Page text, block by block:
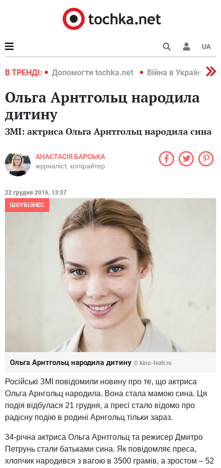
UA
В ТРЕНДІ:
2022 Допомогти tochka.net Війна в Україні 2022
Ольга Арнтгольц народила
дитину
ЗМІ: актриса Ольга Арнтгольц народила сина
АНАСТАСІЯ БАРСЬКА
журналіст, копірайтер
22 грудня 2016, 13:37
ШОУБІЗНЕС
Ольга Арнтгольц народила дитину © kino-teatr.ru
Російські ЗМІ повідомили новину про те, що актриса
Ольга Арнгольц народила. Вона стала мамою сина. Ця
подія відбулася 21 грудня, а пресі стало відомо про
радісну подію в родині Арнгольц тільки зараз.
34-річна актриса Ольга Арнтгольц та режисер Дмитро
Петрунь стали батьками сина. Як повідомляє преса,
хлопчик народився з вагою в 3500 грамів, а зростом – 52